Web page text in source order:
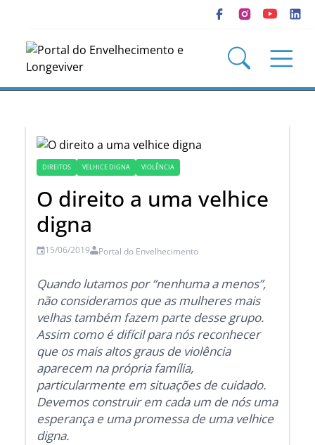
DIREITOS VELHICE DIGNA VIOLÊNCIA
O direito a uma velhice
digna
15/06/2019 Portal do Envelhecimento
Quando lutamos por “nenhuma a menos”,
não consideramos que as mulheres mais
velhas também fazem parte desse grupo.
Assim como é difícil para nós reconhecer
que os mais altos graus de violência
aparecem na própria família,
particularmente em situações de cuidado.
Devemos construir em cada um de nós uma
esperança e uma promessa de uma velhice
digna.